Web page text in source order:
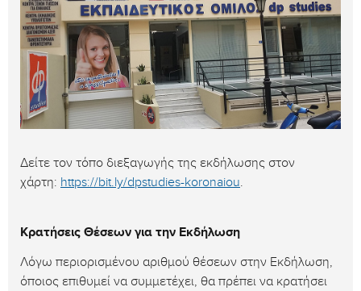
Δείτε τον τόπο διεξαγωγής της εκδήλωσης στον
χάρτη: https://bit.ly/dpstudies-koronaiou.
Κρατήσεις Θέσεων για την Εκδήλωση
Λόγω περιορισμένου αριθμού θέσεων στην Εκδήλωση,
όποιος επιθυμεί να συμμετέχει, θα πρέπει να κρατήσει